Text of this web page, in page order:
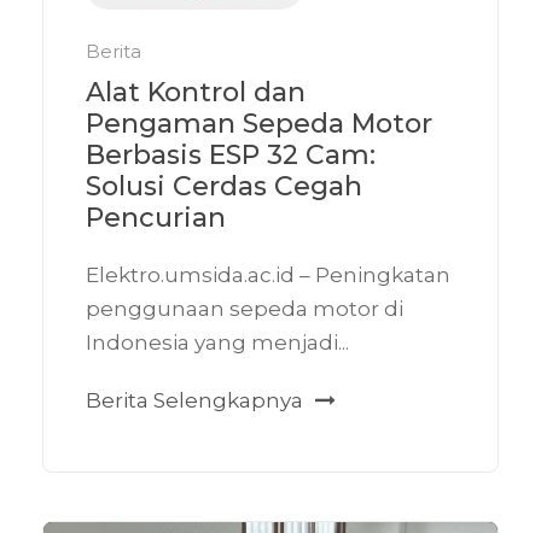
Berita
Alat Kontrol dan
Pengaman Sepeda Motor
Berbasis ESP 32 Cam:
Solusi Cerdas Cegah
Pencurian
Elektro.umsida.ac.id – Peningkatan
penggunaan sepeda motor di
Indonesia yang menjadi...
Berita Selengkapnya